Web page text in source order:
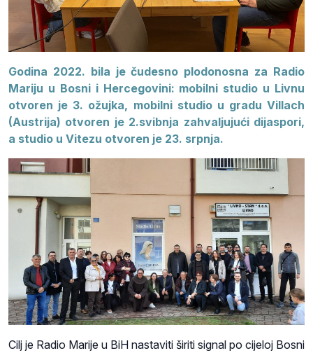
Godina 2022. bila je čudesno plodonosna za Radio
Mariju u Bosni i Hercegovini: mobilni studio u Livnu
otvoren je 3. ožujka, mobilni studio u gradu Villach
(Austrija) otvoren je 2.svibnja zahvaljujući dijaspori,
a studio u Vitezu otvoren je 23. srpnja.
Cilj je Radio Marije u BiH nastaviti širiti signal po cijeloj Bosni